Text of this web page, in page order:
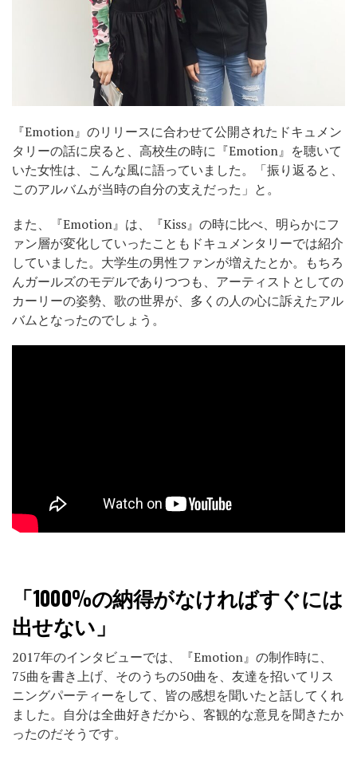
『Emotion』のリリースに合わせて公開されたドキュメン
タリーの話に戻ると、高校生の時に『Emotion』を聴いて
いた女性は、こんな風に語っていました。「振り返ると、
このアルバムが当時の自分の支えだった」と。
また、『Emotion』は、『Kiss』の時に比べ、明らかにフ
ァン層が変化していったこともドキュメンタリーでは紹介
していました。大学生の男性ファンが増えたとか。もちろ
んガールズのモデルでありつつも、アーティストとしての
カーリーの姿勢、歌の世界が、多くの人の心に訴えたアル
バムとなったのでしょう。
「1000%の納得がなければすぐには
出せない」
2017年のインタビューでは、『Emotion』の制作時に、
75曲を書き上げ、そのうちの50曲を、友達を招いてリス
ニングパーティーをして、皆の感想を聞いたと話してくれ
ました。自分は全曲好きだから、客観的な意見を聞きたか
ったのだそうです。